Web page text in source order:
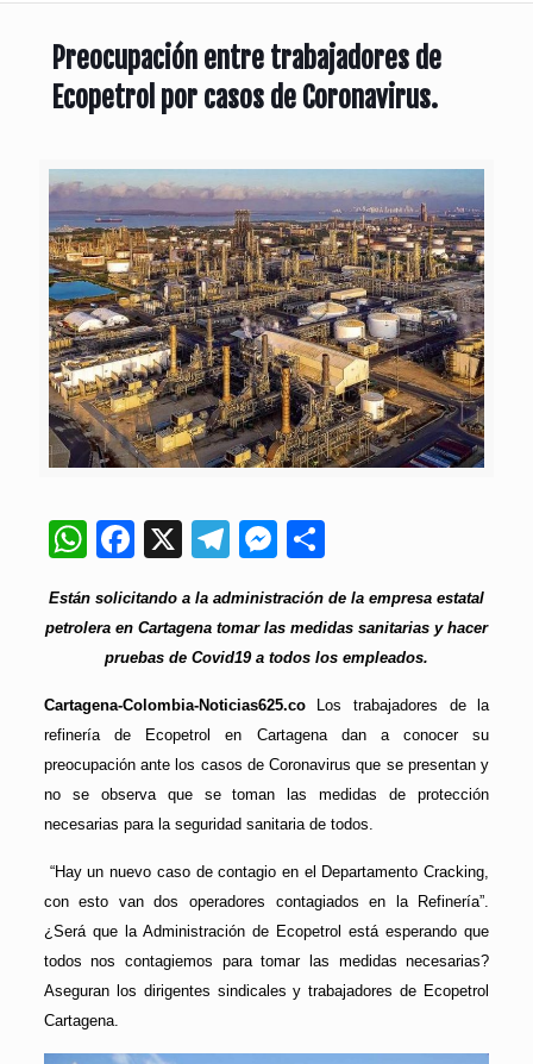
Preocupación entre trabajadores de
Ecopetrol por casos de Coronavirus.
WhatsApp
Facebook
X Telegram
Messenger
Están solicitando a la administración de la empresa estatal
petrolera en Cartagena tomar las medidas sanitarias y hacer
pruebas de Covid19 a todos los empleados.
Cartagena-Colombia-Noticias625.coLos trabajadores de la
refinería de Ecopetrol en Cartagena dan a conocer su
preocupación ante los casos de Coronavirus que se presentan y
no se observa que se toman las medidas de protección
necesarias para la seguridad sanitaria de todos.
“Hay un nuevo caso de contagio en el Departamento Cracking,
con esto van dos operadores contagiados en la Refinería”.
¿Será que la Administración de Ecopetrol está esperando que
todos nos contagiemos para tomar las medidas necesarias?
Aseguran los dirigentes sindicales y trabajadores de Ecopetrol
Cartagena.